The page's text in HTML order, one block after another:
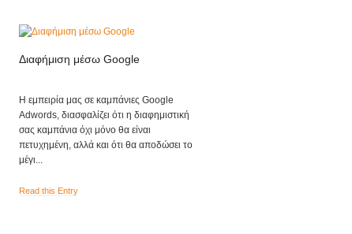
Διαφήμιση μέσω Google
Η εμπειρία μας σε καμπάνιες Google
Adwords, διασφαλίζει ότι η διαφημιστική
σας καμπάνια όχι μόνο θα είναι
πετυχημένη, αλλά και ότι θα αποδώσει το
μέγι...
Read this Entry